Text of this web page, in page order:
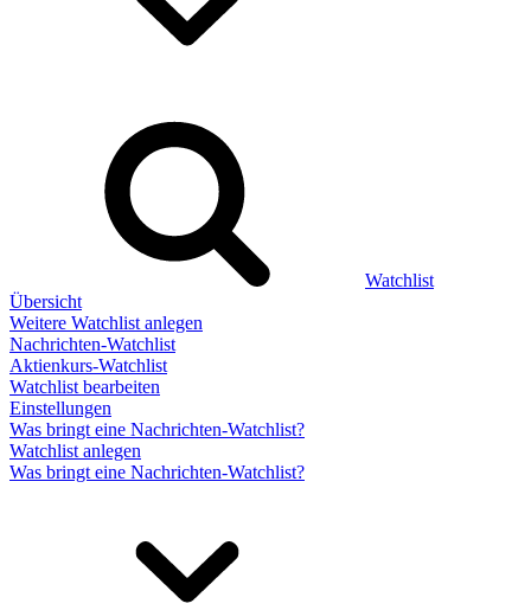
Watchlist
Übersicht
Weitere Watchlist anlegen
Nachrichten-Watchlist
Aktienkurs-Watchlist
Watchlist bearbeiten
Einstellungen
Was bringt eine Nachrichten-Watchlist?
Watchlist anlegen
Was bringt eine Nachrichten-Watchlist?